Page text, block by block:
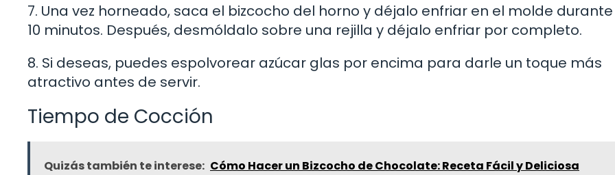
7. Una vez horneado, saca el bizcocho del horno y déjalo enfriar en el molde
10 minutos. Después, desmóldalo sobre una rejilla y déjalo enfriar por completo.
8. Si deseas, puedes espolvorear azúcar glas por encima para darle un toque más
atractivo antes de servir.
Tiempo de Cocción
Quizás también te interese: Cómo Hacer un Bizcocho de Chocolate: Receta Fácil y Deliciosa